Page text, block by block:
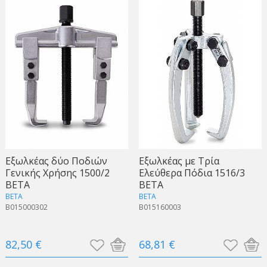
Εξωλκέας δύο Ποδιών
Γενικής Χρήσης 1500/2
BETA
BETA
B015000302
82,50 €
Εξωλκέας με Τρία
Ελεύθερα Πόδια 1516/3
BETA
BETA
B015160003
68,81 €